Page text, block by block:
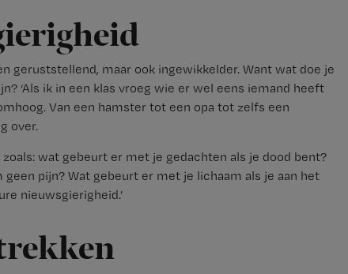
geruststellend, maar ook ingewikkelder. Want wat doe je
‘Als ik in een klas vroeg wie er wel eens iemand heeft
Van een hamster tot een opa tot zelfs een
over.
wat gebeurt er met je gedachten als je dood bent?
pijn? Wat gebeurt er met je lichaam als je aan het
nieuwsgierigheid.’